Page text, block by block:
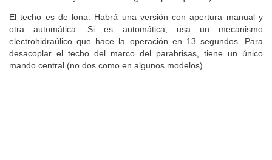
El techo es de lona. Habrá una versión con apertura manual y
otra automática. Si es automática, usa un mecanismo
electrohidraúlico que hace la operación en 13 segundos. Para
desacoplar el techo del marco del parabrisas, tiene un único
mando central (no dos como en algunos modelos).